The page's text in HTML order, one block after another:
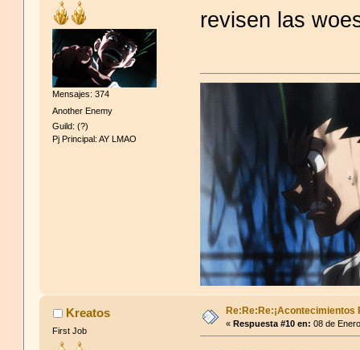
Mensajes: 374
Another Enemy
Guild: (?)
Pj Principal: AY LMAO
revisen las
Kreatos
First Job
Re:Re:Re:¡Acontecimientos
«Respuesta #10 en: 08 de